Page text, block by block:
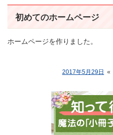
初めてのホームページ
ホームページを作りました。
2017年5月29日 «